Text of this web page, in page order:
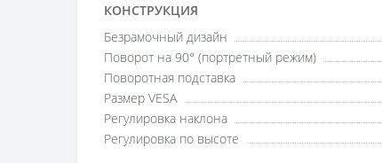
КОНСТРУКЦИЯ
Безрамочный дизайн
Поворот на 90° (портретный режим)
Поворотная подставка
Размер VESA
Регулировка наклона
Регулировка по высоте